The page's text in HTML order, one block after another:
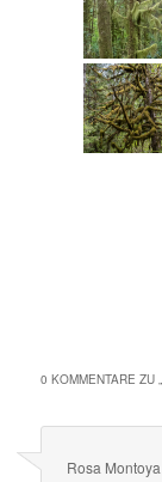
0 KOMMENTARE ZU „
Rosa Montoya